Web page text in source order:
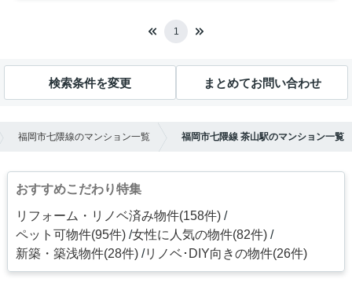
1
検索条件を変更 まとめてお問い合わせ
福岡市七隈線のマンション一覧 福岡市七隈線 茶山駅のマンション一覧
おすすめこだわり特集
リフォーム・リノベ済み物件(158件)
ペット可物件(95件) 女性に人気の物件(82件)
新築・築浅物件(28件) リノベ･DIY向きの物件(26件)